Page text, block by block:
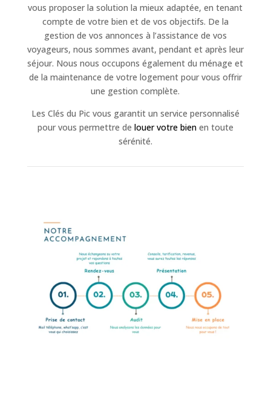
vous proposer la solution la mieux adaptée, en tenant
compte de votre bien et de vos objectifs. De la
gestion de vos annonces à l’assistance de vos
voyageurs, nous sommes avant, pendant et après leur
séjour. Nous nous occupons également du ménage et
de la maintenance de votre logement pour vous offrir
une gestion complète.
Les Clés du Pic vous garantit un service personnalisé
pour vous permettre de louer votre bienen toute
sérénité.